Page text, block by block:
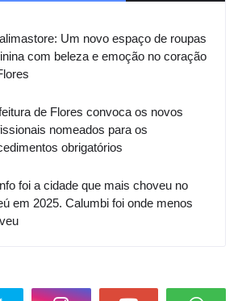
Um novo espaço de roupas
com beleza e emoção no coração
de Flores convoca os novos
nomeados para os
obrigatórios
foi a cidade que mais choveu no
em 2025. Calumbi foi onde menos